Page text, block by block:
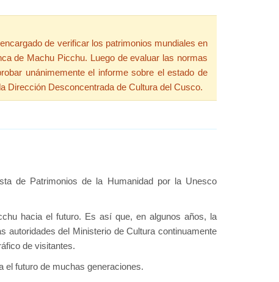
de verificar los patrimonios mundiales en
de Machu Picchu. Luego de evaluar las normas
unánimemente el informe sobre el estado de
Dirección Desconcentrada de Cultura del Cusco.
de Patrimonios de la Humanidad por la Unesco
hacia el futuro. Es así que, en algunos años, la
autoridades del Ministerio de Cultura continuamente
de visitantes.
el futuro de muchas generaciones.